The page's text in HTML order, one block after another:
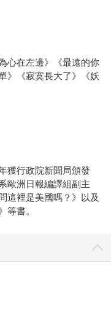
心在左邊》《最遠的你
》《寂寞長大了》《妖
獲行政院新聞局頒發
歐洲日報編譯組副主
這裡是美國嗎？》以及
等書。